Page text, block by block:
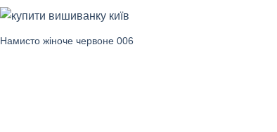
Намисто жіноче червоне 006